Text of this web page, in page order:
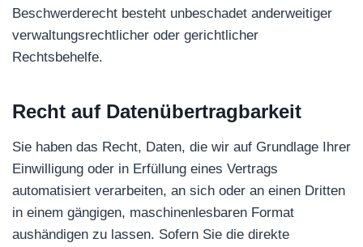
Beschwerderecht besteht unbeschadet anderweitiger
verwaltungsrechtlicher oder gerichtlicher
Rechtsbehelfe.
Recht auf Daten­übertrag­barkeit
Sie haben das Recht, Daten, die wir auf Grundlage Ihrer
Einwilligung oder in Erfüllung eines Vertrags
automatisiert verarbeiten, an sich oder an einen Dritten
in einem gängigen, maschinenlesbaren Format
aushändigen zu lassen. Sofern Sie die direkte